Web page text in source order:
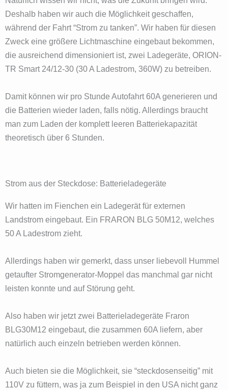
Deshalb haben wir auch die Möglichkeit geschaffen,
während der Fahrt “Strom zu tanken”. Wir haben für diesen
Zweck eine größere Lichtmaschine eingebaut bekommen,
die ausreichend dimensioniert ist, zwei Ladegeräte, ORION-
TR Smart 24/12-30 (30 A Ladestrom, 360W) zu betreiben.
Damit können wir pro Stunde Autofahrt 60A generieren und
die Batterien wieder laden, falls nötig. Allerdings braucht
man zum Laden der komplett leeren Batteriekapazität
theoretisch über 6 Stunden.
Strom aus der Steckdose: Batterieladegeräte
Wir hatten im Fienchen ein Ladegerät für externen
Landstrom eingebaut. Ein FRARON BLG 50M12, welches
50 A Ladestrom zieht.
Allerdings haben wir gemerkt, dass unser liebevoll Hummel
getaufter Stromgenerator-Moppel das manchmal gar nicht
leisten konnte und auf Störung geht.
Also haben wir jetzt zwei Batterieladegeräte Fraron
BLG30M12 eingebaut, die zusammen 60A liefern, aber
natürlich auch einzeln betrieben werden können.
Auch bieten sie die Möglichkeit, sie “steckdosenseitig” mit
110V zu füttern, was ja zum Beispiel in den USA nicht ganz